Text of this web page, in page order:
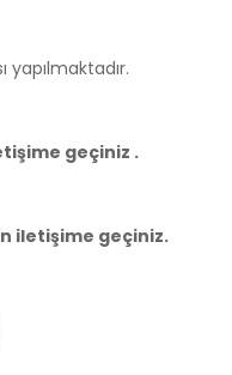
geçiniz .
iletişime geçiniz.